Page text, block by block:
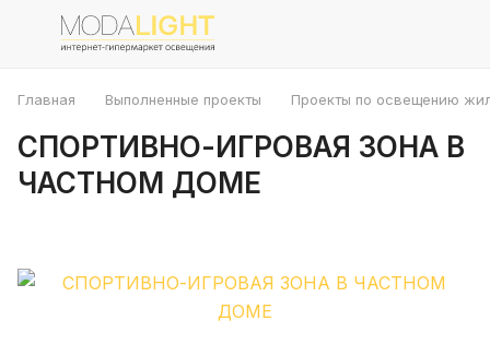
Главная Выполненные проекты Проекты по освещению
СПОРТИВНО-ИГРОВАЯ ЗОНА В
ЧАСТНОМ ДОМЕ